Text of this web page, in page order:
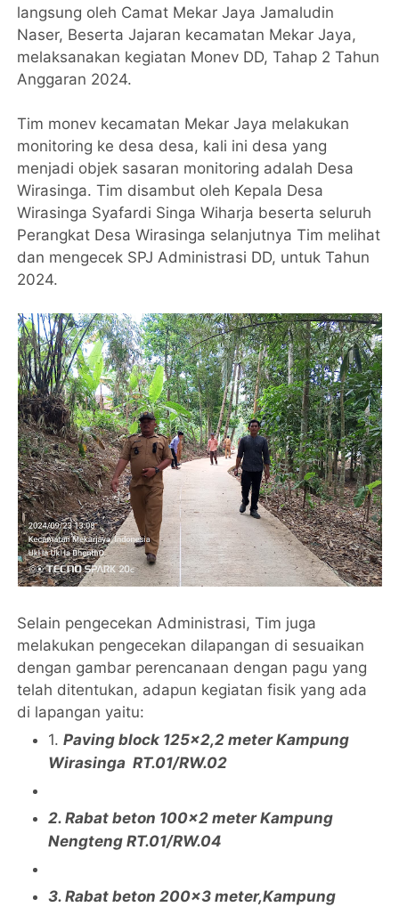
langsung oleh Camat Mekar Jaya Jamaludin
Naser, Beserta Jajaran kecamatan Mekar Jaya,
melaksanakan kegiatan Monev DD, Tahap 2 Tahun
Anggaran 2024.
Tim monev kecamatan Mekar Jaya melakukan
monitoring ke desa desa, kali ini desa yang
menjadi objek sasaran monitoring adalah Desa
Wirasinga. Tim disambut oleh Kepala Desa
Wirasinga Syafardi Singa Wiharja beserta seluruh
Perangkat Desa Wirasinga selanjutnya Tim melihat
dan mengecek SPJ Administrasi DD, untuk Tahun
2024.
Selain pengecekan Administrasi, Tim juga
melakukan pengecekan dilapangan di sesuaikan
dengan gambar perencanaan dengan pagu yang
telah ditentukan, adapun kegiatan fisik yang ada
di lapangan yaitu:
1.Paving block 125x2,2 meter Kampung
Wirasinga RT.01/RW.02
2. Rabat beton 100x2 meter Kampung
Nengteng RT.01/RW.04
3. Rabat beton 200x3 meter,Kampung